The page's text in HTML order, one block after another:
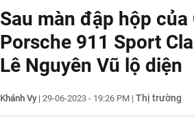
đối đầu
14:29
Ra lệnh
Tuấn SN
14:22
14:20
Honda
14:15
Trường đại
Diện mạo
Sau màn đập hộp
Porsche 911 Sport
Lê Nguyên Vũ lộ diện
Khánh Vy| 29-06-2023 - 19:26 PM | Thị trường